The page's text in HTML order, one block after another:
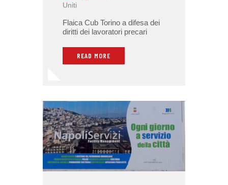
Uniti
Flaica Cub Torino a difesa dei
diritti dei lavoratori precari
READ MORE